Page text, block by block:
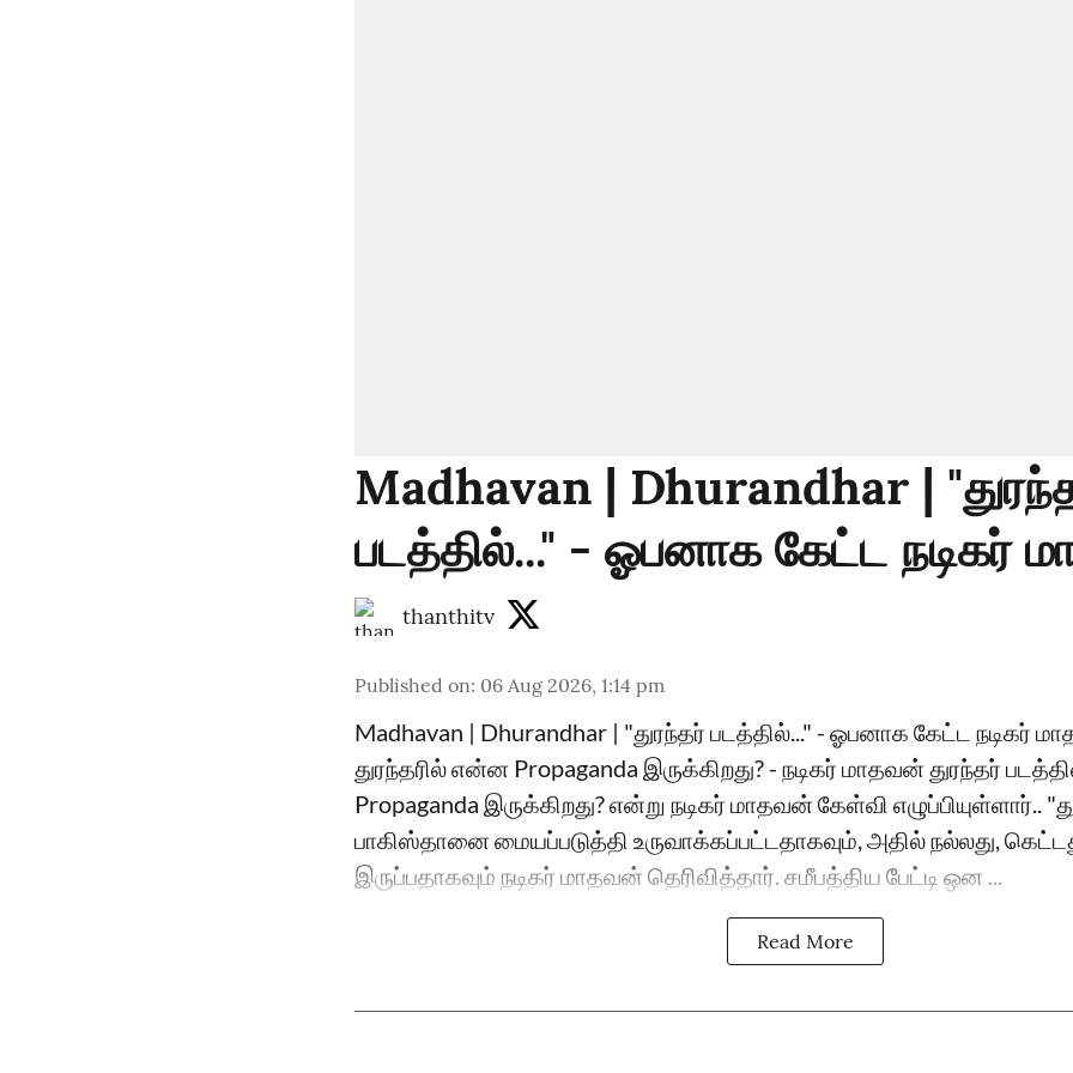
Madhavan | Dhurandhar |
படத்தில்..." - ஓபனாக கேட்ட நடிகர்
thanthitv
Published on: 06 Aug 2026, 1:14 pm
Madhavan | Dhurandhar | "துரந்தர் படத்தில்..." - ஓபனாக கேட்ட நடிகர்
துரந்தரில் என்ன Propaganda இருக்கிறது? - நடிகர் மாதவன் துரந்தர்
Propaganda இருக்கிறது? என்று நடிகர் மாதவன் கேள்வி எழுப்பியுள்ளார்..
பாகிஸ்தானை மையப்படுத்தி உருவாக்கப்பட்டதாகவும், அதில் நல்லது,
இருப்பதாகவும் நடிகர் மாதவன் தெரிவித்தார். சமீபத்திய பேட்டி ஒன ...
Read More